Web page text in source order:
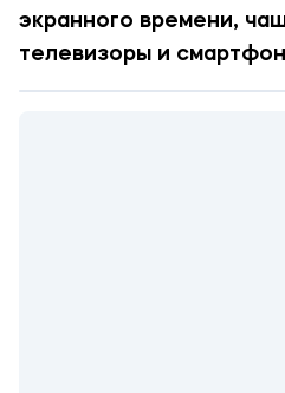
экранного времени,
телевизоры и